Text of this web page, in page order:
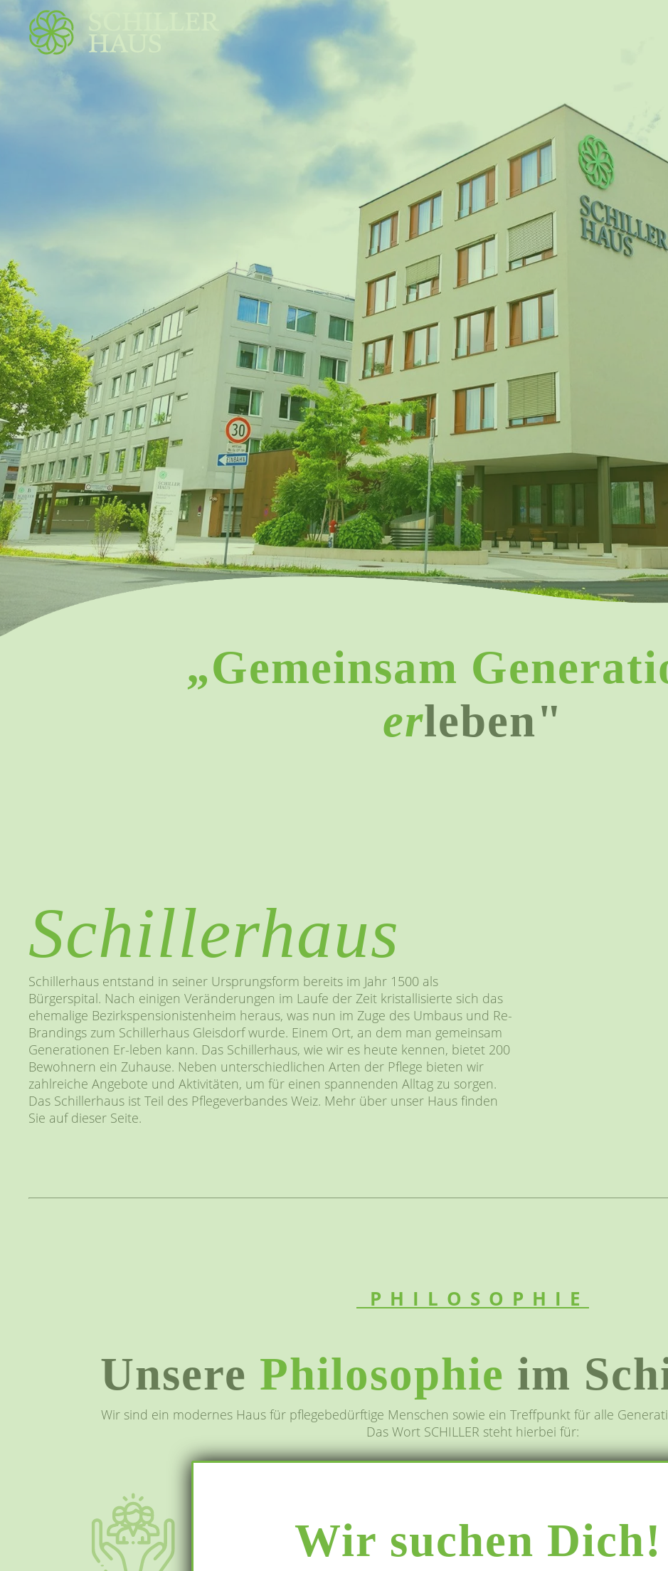
„Gemeinsam
erleben"
Schillerhaus
Schillerhaus entstand in seiner Ursprungsform bereits im Jahr 1500 als
Bürgerspital. Nach einigen Veränderungen im Laufe der Zeit kristallisierte sich das
ehemalige Bezirkspensionistenheim heraus, was nun im Zuge des Umbaus und Re-
Brandings zum Schillerhaus Gleisdorf wurde. Einem Ort, an dem man gemeinsam
Generationen Er-leben kann. Das Schillerhaus, wie wir es heute kennen, bietet 200
Bewohnern ein Zuhause. Neben unterschiedlichen Arten der Pflege bieten wir
zahlreiche Angebote und Aktivitäten, um für einen spannenden Alltag zu sorgen.
Das Schillerhaus ist Teil des Pflegeverbandes Weiz. Mehr über unser Haus finden
Sie auf dieser Seite.
PHILOSOPHIE
Unsere Philosophie im
Wir sind ein modernes Haus für pflegebedürftige Menschen sowie ein Treffpunkt für alle
Das Wort SCHILLER steht hierbei für:
Wir suchen Dich!